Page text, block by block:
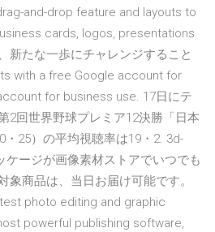
and-drop feature and layouts to
cards, logos, presentations
新たな一歩にチャレンジすること
with a free Google account for
for business use. 17日にテ
2回世界野球プレミア12決勝「日本
25）の平均視聴率は19・2. 3d-
ージが画像素材ストアでいつでも
象商品は、当日お届け可能です。
photo editing and graphic
powerful publishing software,